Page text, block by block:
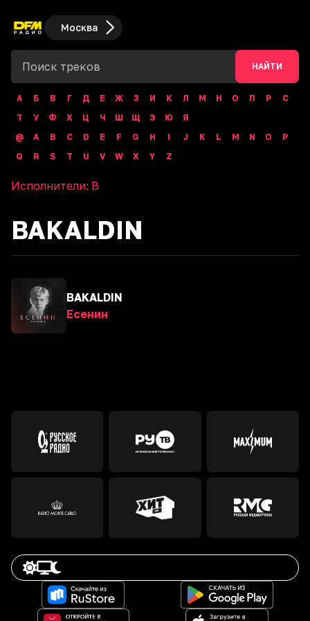
Москва
НАЙТИ
А Б В Г Д Е Ж З И К Л М Н О П Р
С
Т
У Ф Х Ц Ч Ш Щ Э Ю
Я
@
A B C D E F G H I J K L M N O
P
Q
R S T U V W X Y Z
Исполнители: B
BAKALDIN
BAKALDIN
Есенин